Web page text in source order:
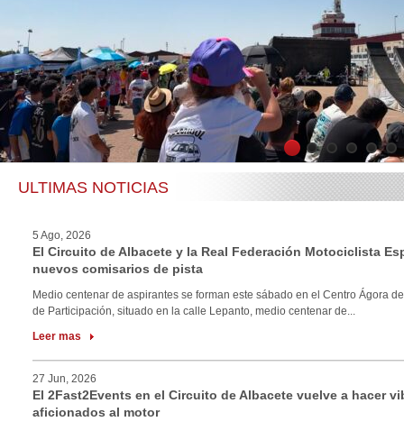
1 2 3 4 5 6
ULTIMAS NOTICIAS
5 Ago, 2026
El Circuito de Albacete y la Real Federación Motociclista
nuevos comisarios de pista
Medio centenar de aspirantes se forman este sábado en el Centro Ágora
de Participación, situado en la calle Lepanto, medio centenar de...
Leer mas
27 Jun, 2026
El 2Fast2Events en el Circuito de Albacete vuelve a hacer
aficionados al motor